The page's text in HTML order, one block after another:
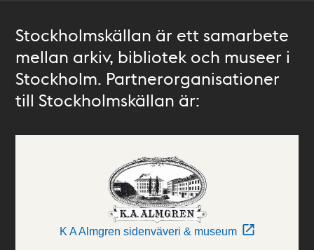
Stockholmskällan är ett samarbete
mellan arkiv, bibliotek och museer i
Stockholm. Partnerorganisationer
till Stockholmskällan är:
K A Almgren sidenväveri & museum